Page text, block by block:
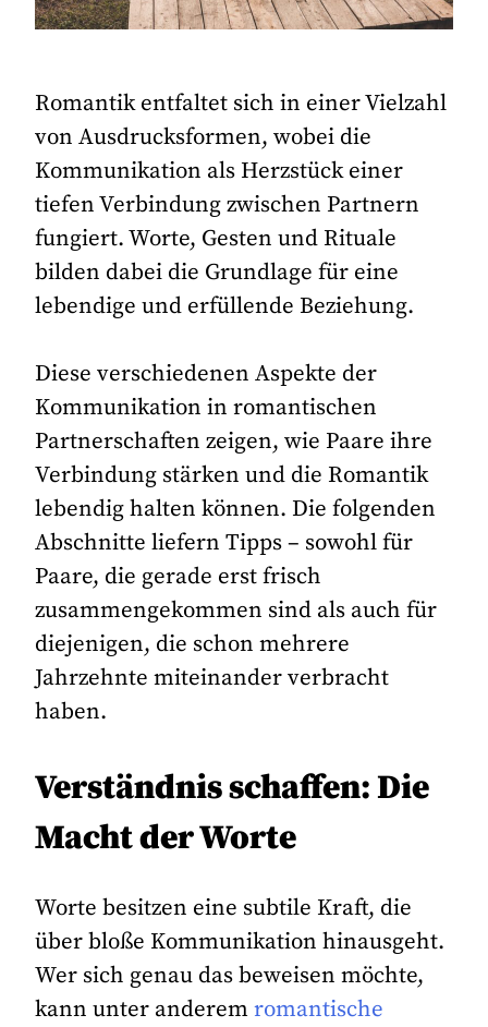
Romantik entfaltet sich in einer Vielzahl
von Ausdrucksformen, wobei die
Kommunikation als Herzstück einer
tiefen Verbindung zwischen Partnern
fungiert. Worte, Gesten und Rituale
bilden dabei die Grundlage für eine
lebendige und erfüllende Beziehung.
Diese verschiedenen Aspekte der
Kommunikation in romantischen
Partnerschaften zeigen, wie Paare ihre
Verbindung stärken und die Romantik
lebendig halten können. Die folgenden
Abschnitte liefern Tipps – sowohl für
Paare, die gerade erst frisch
zusammengekommen sind als auch für
diejenigen, die schon mehrere
Jahrzehnte miteinander verbracht
haben.
Verständnis schaffen: Die
Macht der Worte
Worte besitzen eine subtile Kraft, die
über bloße Kommunikation hinausgeht.
Wer sich genau das beweisen möchte,
kann unter anderem romantische